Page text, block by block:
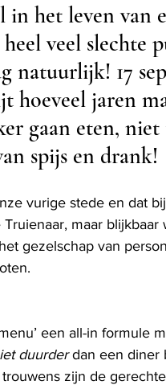
in het leven van
veel slechte
natuurlijk! 17
hoeveel jaren
gaan eten,
spijs en drank!
vurige stede en dat
maar
gezelschap van
een all-in formule
duurder dan een diner
zijn de